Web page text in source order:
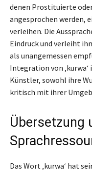
denen Prostituierte
angesprochen werden,
verleihen. Die
Eindruck und verleiht
als unangemessen
Integration von ‚kurwa‘
Künstler, sowohl ihre
kritisch mit ihrer
Übersetzung
Das Wort ‚kurwa‘ hat